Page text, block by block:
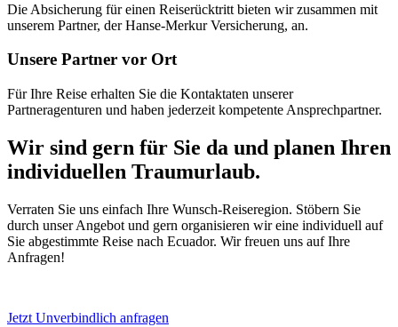
Die Absicherung für einen Reiserücktritt bieten wir zusammen mit
unserem Partner, der Hanse-Merkur Versicherung, an.
Unsere Partner vor Ort
Für Ihre Reise erhalten Sie die Kontaktaten unserer
Partneragenturen und haben jederzeit kompetente Ansprechpartner.
Wir sind gern für Sie da und planen Ihren
individuellen Traumurlaub.
Verraten Sie uns einfach Ihre Wunsch-Reiseregion. Stöbern Sie
durch unser Angebot und gern organisieren wir eine individuell auf
Sie abgestimmte Reise nach Ecuador. Wir freuen uns auf Ihre
Anfragen!
Jetzt Unverbindlich anfragen